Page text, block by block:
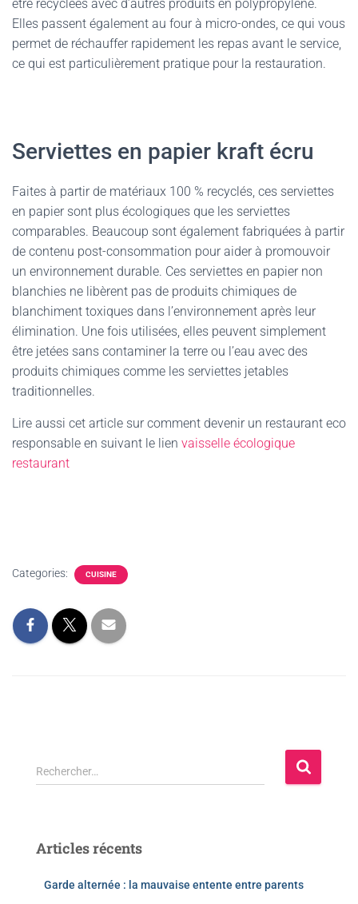
être recyclées avec d’autres produits en polypropylène.
Elles passent également au four à micro-ondes, ce qui vous
permet de réchauffer rapidement les repas avant le service,
ce qui est particulièrement pratique pour la restauration.
Serviettes en papier kraft écru
Faites à partir de matériaux 100 % recyclés, ces serviettes
en papier sont plus écologiques que les serviettes
comparables. Beaucoup sont également fabriquées à partir
de contenu post-consommation pour aider à promouvoir
un environnement durable. Ces serviettes en papier non
blanchies ne libèrent pas de produits chimiques de
blanchiment toxiques dans l’environnement après leur
élimination. Une fois utilisées, elles peuvent simplement
être jetées sans contaminer la terre ou l’eau avec des
produits chimiques comme les serviettes jetables
traditionnelles.
Lire aussi cet article sur comment devenir un restaurant eco
responsable en suivant le lien vaisselle écologique
restaurant
Categories: CUISINE
Rechercher…
Articles récents
Garde alternée : la mauvaise entente entre parents